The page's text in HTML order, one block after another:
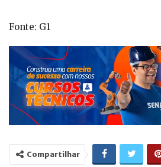
Fonte: G1
Compartilhar